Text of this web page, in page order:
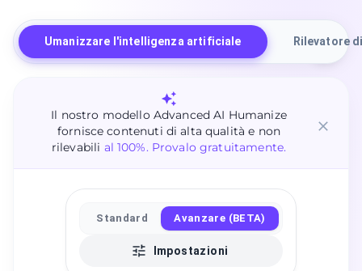
Umanizzare l'intelligenza artificiale Rilevatore
Il nostro modello Advanced AI Humanize
fornisce contenuti di alta qualità e non
rilevabili al 100%. Provalo gratuitamente.
Standard Avanzare (BETA)
Impostazioni